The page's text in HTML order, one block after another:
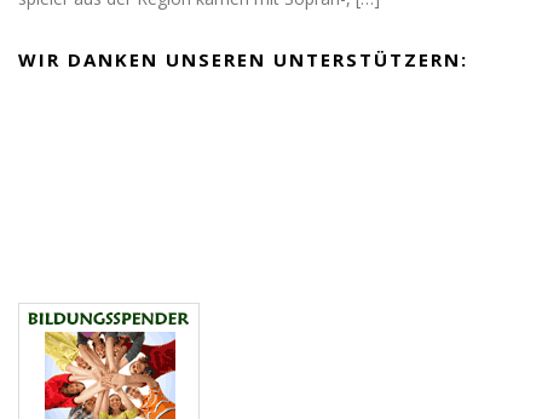
WIR DANKEN UNSEREN UNTERSTÜTZERN: